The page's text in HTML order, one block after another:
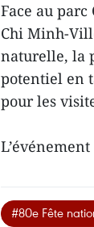
Face au
Chi Minh-
naturelle, la
potentiel en
pour les
#80e Fête